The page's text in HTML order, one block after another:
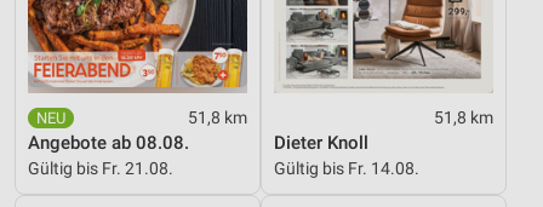
51,8 km
Angebote ab 08.08.
Gültig bis Fr. 21.08.
51,8 km
Dieter Knoll
Gültig bis Fr. 14.08.